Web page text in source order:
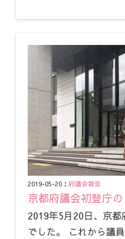
2019-05-20：府議会報告
京都府議会初登庁の
2019年5月20日、京
でした。 これから議